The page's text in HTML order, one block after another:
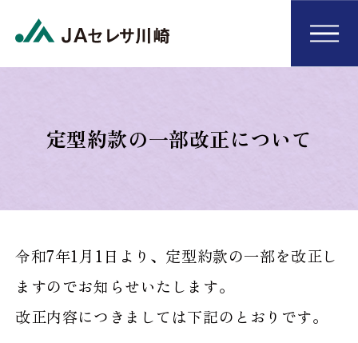
定型約款の一部改正について
令和7年1月1日より、定型約款の一部を改正し
ますのでお知らせいたします。
改正内容につきましては下記のとおりです。